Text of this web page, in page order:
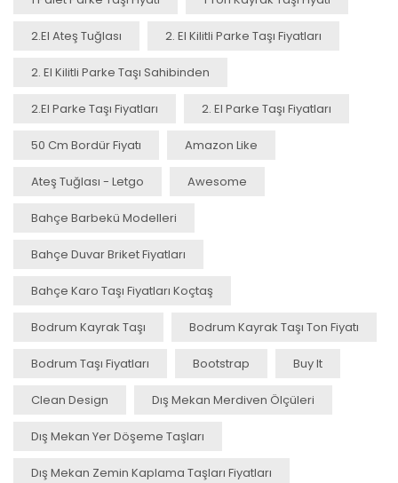
2.el Ateş Tuğlası 2. El Kilitli Parke Taşı Fiyatları
2. El Kilitli Parke Taşı Sahibinden
2.el Parke Taşı Fiyatları 2. El Parke Taşı Fiyatları
50 Cm Bordür Fiyatı Amazon Like
Ateş Tuğlası - Letgo Awesome
Bahçe Barbekü Modelleri
Bahçe Duvar Briket Fiyatları
Bahçe Karo Taşı Fiyatları Koçtaş
Bodrum Kayrak Taşı Bodrum Kayrak Taşı Ton Fiyatı
Bodrum Taşı Fiyatları Bootstrap Buy It
Clean Design Dış Mekan Merdiven Ölçüleri
Dış Mekan Yer Döşeme Taşları
Dış Mekan Zemin Kaplama Taşları Fiyatları